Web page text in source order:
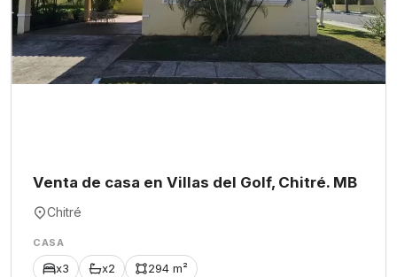
Venta de casa en Villas del Golf, Chitré. MB
Chitré
CASA
x3 x2 294 m²